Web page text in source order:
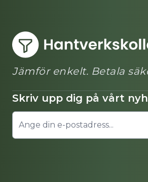
Jämför enkelt. Betala
Skriv upp dig på vårt